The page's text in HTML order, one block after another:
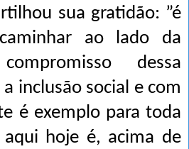
sua gratidão: ”é
ao lado da
dessa
inclusão social e com
é exemplo para toda
aqui hoje é, acima de